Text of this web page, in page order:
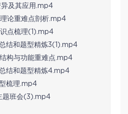
异及其应用.mp4
论重难点剖析.mp4
点梳理(1).mp4
结和题型精炼3(1).mp4
构与功能重难点.mp4
结和题型精炼4.mp4
梳理.mp4
题班会(3).mp4